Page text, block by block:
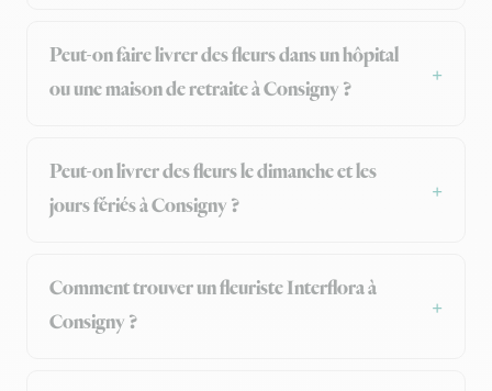
Peut-on faire livrer des fleurs dans un hôpital
ou une maison de retraite à Consigny ?
Peut-on livrer des fleurs le dimanche et les
jours fériés à Consigny ?
Comment trouver un fleuriste Interflora à
Consigny ?